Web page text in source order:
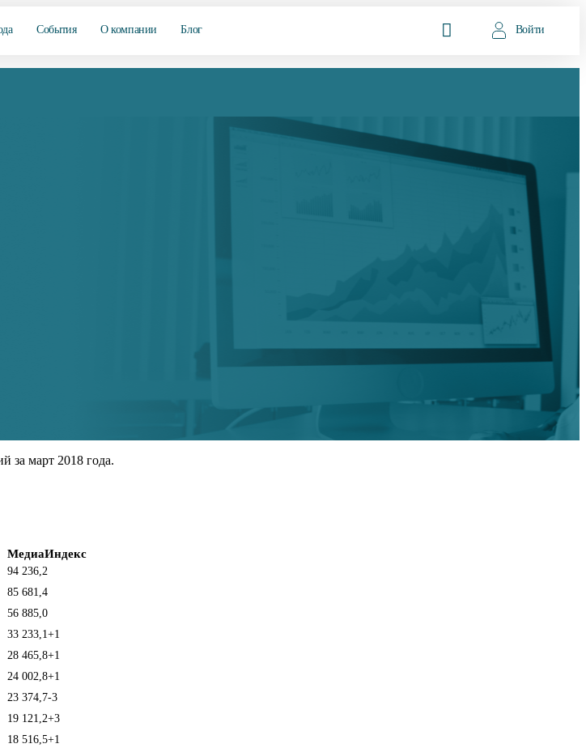
События О компании Блог Войти
за март 2018 года.
МедиаИндекс
94 236,2
85 681,4
56 885,0
33 233,1 +1
28 465,8+1
24 002,8+1
23 374,7-3
19 121,2+3
18 516,5+1